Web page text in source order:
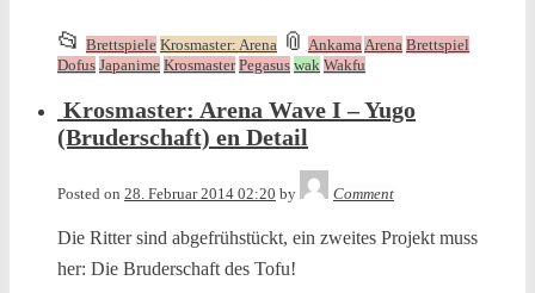
📂 This
entry
posted
in
Brettspiele Krosmaster: Arena 📎 and
tagged
Ankama Arena Brettspiel
Dofus Japanime Krosmaster Pegasus wak Wakfu
Krosmaster: Arena Wave I – Yugo
(Bruderschaft) en Detail
Posted on 28. Februar 2014 02:20 by
Comment
Die Ritter sind abgefrühstückt, ein zweites Projekt muss
her: Die Bruderschaft des Tofu!